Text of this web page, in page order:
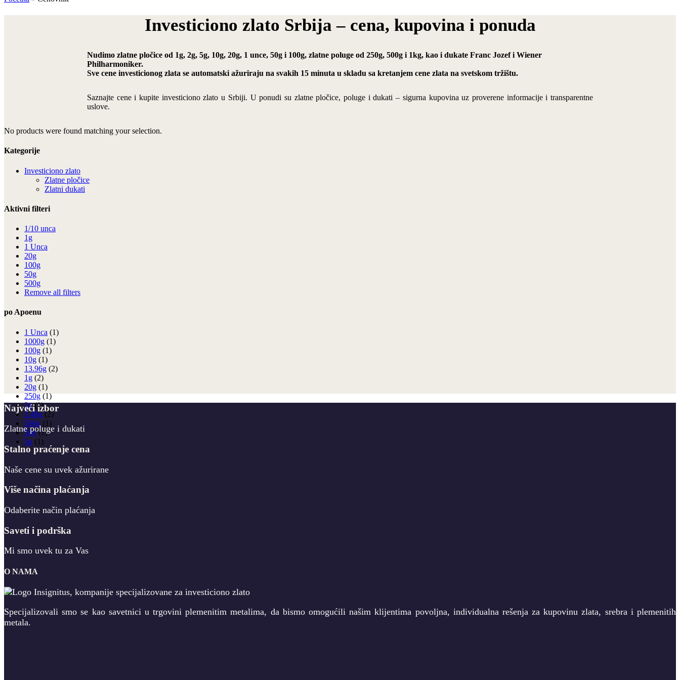
Investiciono zlato Srbija – cena, kupovina i ponuda
Nudimo zlatne pločice od 1g, 2g, 5g, 10g, 20g, 1 unce, 50g i 100g, zlatne poluge od 250g, 500g i 1kg, kao i dukate Franc Jozef i Wiener
Philharmoniker.
Sve cene investicionog zlata se automatski ažuriraju na svakih 15 minuta u skladu sa kretanjem cene zlata na svetskom tržištu.
Saznajte cene i kupite investiciono zlato u Srbiji. U ponudi su zlatne pločice, poluge i dukati – sigurna kupovina uz proverene informacije i transparentne
uslove.
No products were found matching your selection.
Kategorije
Investiciono zlato
Zlatne pločice
Zlatni dukati
Aktivni filteri
1/10 unca
1g
1 Unca
20g
100g
50g
500g
Remove all filters
po Apoenu
1 Unca (1)
1000g (1)
100g (1)
10g (1)
13.96g (2)
1g (2)
20g (1)
250g (1)
2g (1)
3.49g (2)
500g (1)
50g (1)
5g (1)
Najveći izbor
Zlatne poluge i dukati
Stalno praćenje cena
Naše cene su uvek ažurirane
Više načina plaćanja
Odaberite način plaćanja
Saveti i podrška
Mi smo uvek tu za Vas
O NAMA
Specijalizovali smo se kao savetnici u trgovini plemenitim metalima, da bismo omogućili našim klijentima povoljna, individualna rešenja za kupovinu zlata, srebra i plemenitih
metala.